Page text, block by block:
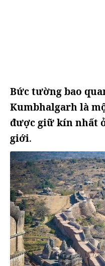
Bức tường bao
Kumbhalgarh là
được giữ kín nhất
giới.